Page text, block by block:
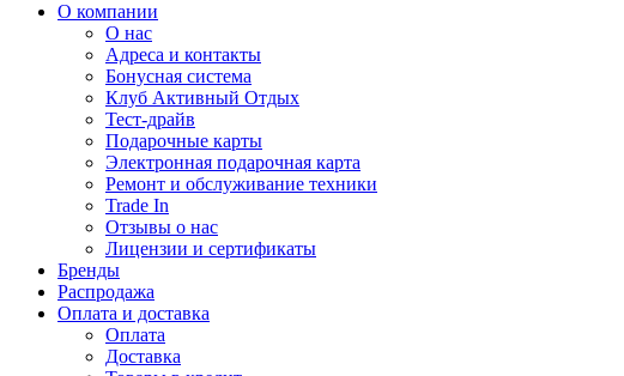
О компании
О нас
Адреса и контакты
Бонусная система
Клуб Активный Отдых
Тест-драйв
Подарочные карты
Электронная подарочная карта
Ремонт и обслуживание техники
Trade In
Отзывы о нас
Лицензии и сертификаты
Бренды
Распродажа
Оплата и доставка
Оплата
Доставка